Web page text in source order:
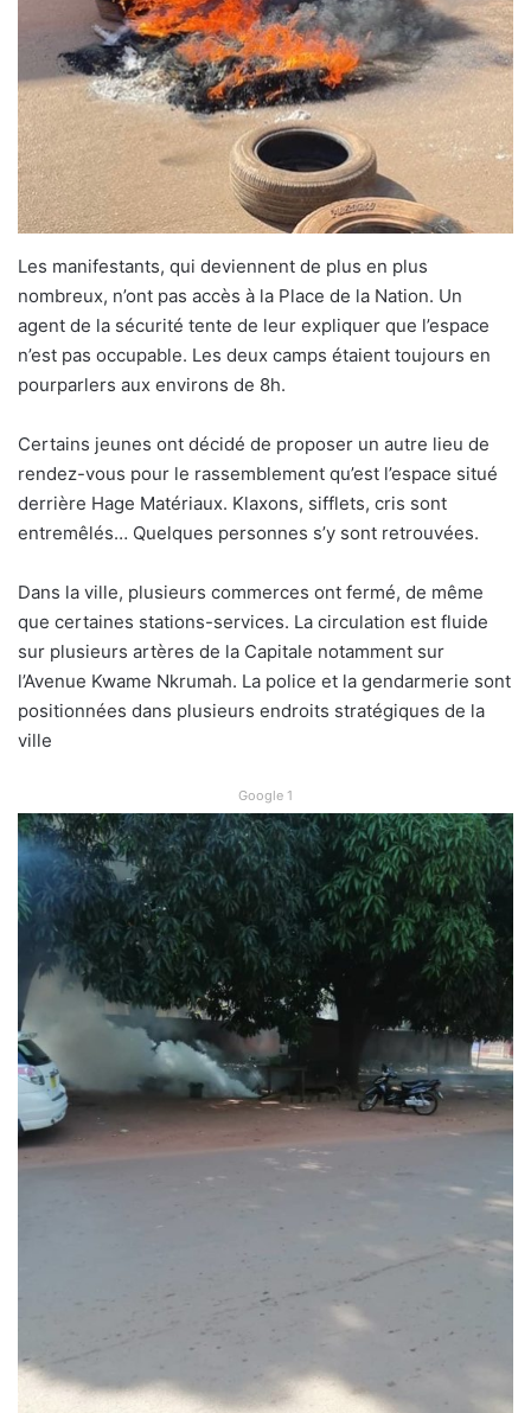
Les manifestants, qui deviennent de plus en plus
nombreux, n’ont pas accès à la Place de la Nation. Un
agent de la sécurité tente de leur expliquer que l’espace
n’est pas occupable. Les deux camps étaient toujours en
pourparlers aux environs de 8h.
Certains jeunes ont décidé de proposer un autre lieu de
rendez-vous pour le rassemblement qu’est l’espace situé
derrière Hage Matériaux. Klaxons, sifflets, cris sont
entremêlés… Quelques personnes s’y sont retrouvées.
Dans la ville, plusieurs commerces ont fermé, de même
que certaines stations-services. La circulation est fluide
sur plusieurs artères de la Capitale notamment sur
l’Avenue Kwame Nkrumah. La police et la gendarmerie sont
positionnées dans plusieurs endroits stratégiques de la
ville
Google 1